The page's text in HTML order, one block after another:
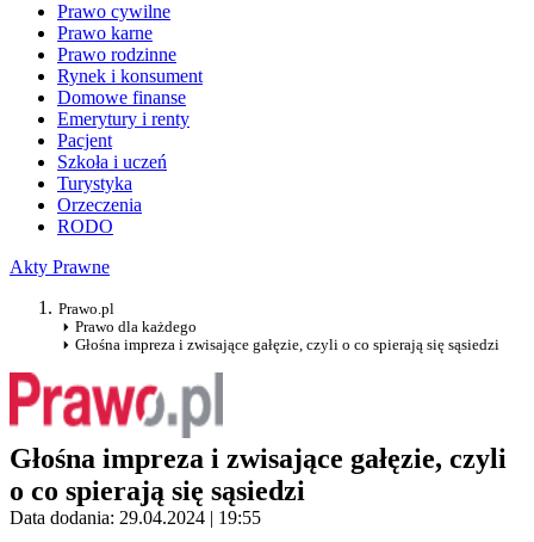
Prawo cywilne
Prawo karne
Prawo rodzinne
Rynek i konsument
Domowe finanse
Emerytury i renty
Pacjent
Szkoła i uczeń
Turystyka
Orzeczenia
RODO
Akty Prawne
Prawo.pl
Prawo dla każdego
Głośna impreza i zwisające gałęzie, czyli o co spierają się sąsiedzi
Głośna impreza i zwisające gałęzie, czyli
o co spierają się sąsiedzi
Data dodania: 29.04.2024 | 19:55